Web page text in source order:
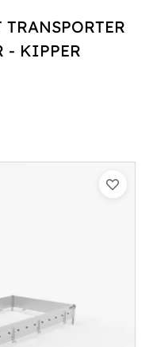
TRANSPORTER
- KIPPER